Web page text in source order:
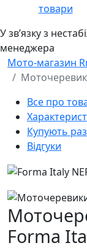
товари
У звʼязку з
менеджера
Мото-магазин
Все про
Купують
Відгуки
Forma